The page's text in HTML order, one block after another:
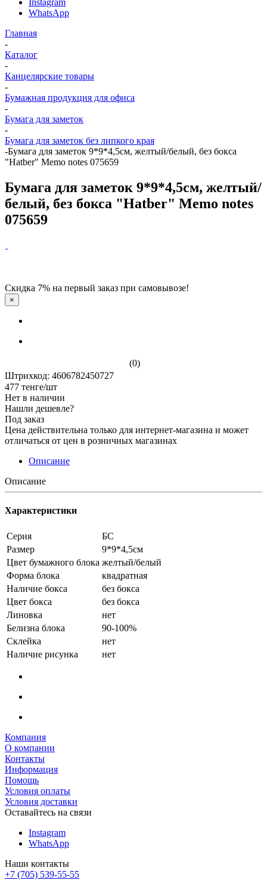
Instagram
WhatsApp
Главная
-
Каталог
-
Канцелярские товары
-
Бумажная продукция для офиса
-
Бумага для заметок
-
Бумага для заметок без липкого края
-Бумага для заметок 9*9*4,5см, желтый/белый, без бокса
"Hatber" Memo notes 075659
Бумага для заметок 9*9*4,5см, желтый/
белый, без бокса "Hatber" Memo notes
075659
Скидка 7% на первый заказ при самовывозе!
×
(0)
Штрихкод: 4606782450727
477 тенге/шт
Нет в наличии
Нашли дешевле?
Под заказ
Цена действительна только для интернет-магазина и может
отличаться от цен в розничных магазинах
Описание
Описание
Характеристики
Серия
БС
Размер
9*9*4,5см
Цвет бумажного блока желтый/белый
Форма блока
квадратная
Наличие бокса
без бокса
Цвет бокса
без бокса
Линовка
нет
Белизна блока
90-100%
Склейка
нет
Наличие рисунка
нет
Компания
О компании
Контакты
Информация
Помощь
Условия оплаты
Условия доставки
Оставайтесь на связи
Instagram
WhatsApp
Наши контакты
+7 (705) 539-55-55